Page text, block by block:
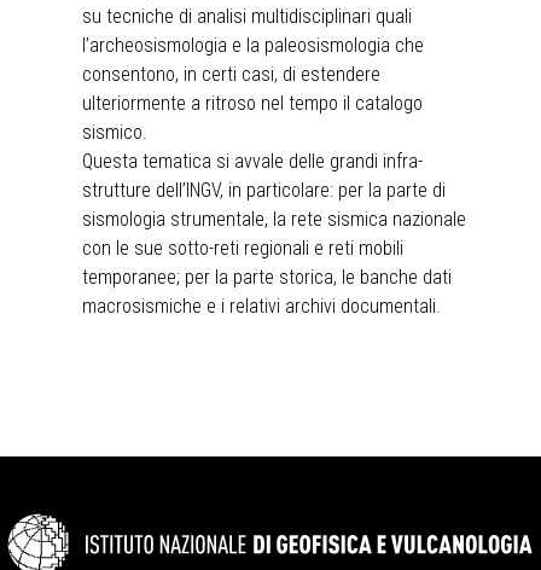
su tecniche di analisi multidisciplinari quali
l’archeosismologia e la paleosismologia che
consentono, in certi casi, di estendere
ulteriormente a ritroso nel tempo il catalogo
sismico.
Questa tematica si avvale delle grandi infra-
strutture dell’INGV, in particolare: per la parte di
sismologia strumentale, la rete sismica nazionale
con le sue sotto-reti regionali e reti mobili
temporanee; per la parte storica, le banche dati
macrosismiche e i relativi archivi documentali.